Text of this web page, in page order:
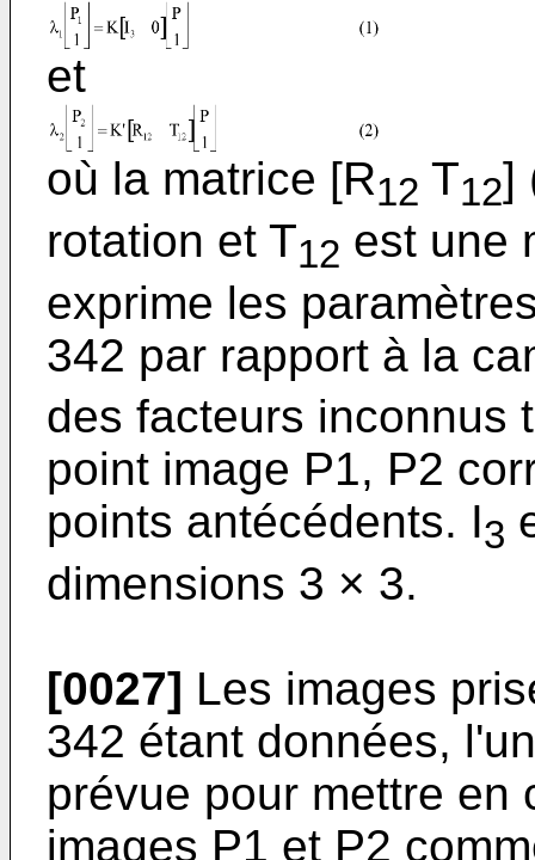
et
où la matrice [R12 T12]
rotation et T12 est une
exprime les
342 par rapport à la
des facteurs inconnus
point image P1, P2
points antécédents. I3
dimensions 3 × 3.
[0027] Les images
342 étant données,
prévue pour mettre en
images P1 et P2